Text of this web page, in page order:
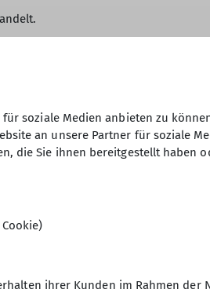
soziale Medien anbieten zu
an unsere Partner für soziale
die Sie ihnen bereitgestellt haben
ihrer Kunden im Rahmen der